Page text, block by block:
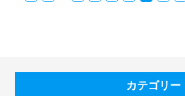
カテゴリー